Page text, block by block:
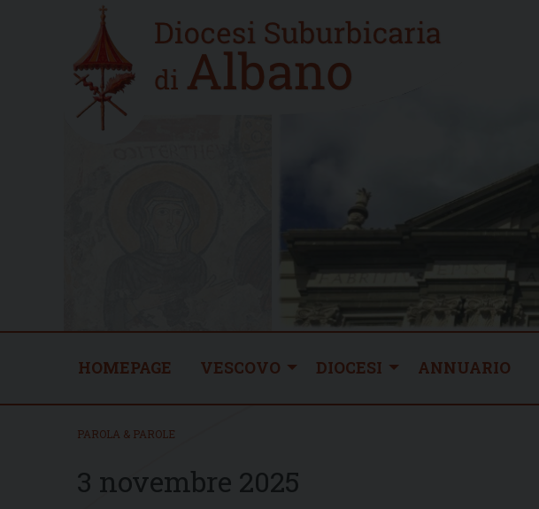
Home
new
HOMEPAGE VESCOVO DIOCESI ANNUARIO
PAROLA & PAROLE
3 novembre 2025